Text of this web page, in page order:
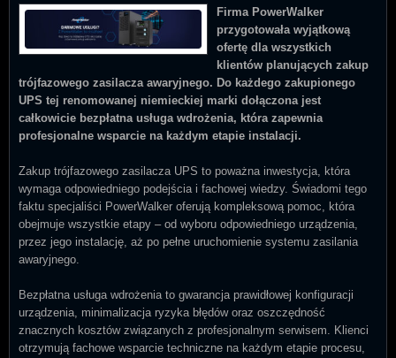
Firma PowerWalker
przygotowała wyjątkową
ofertę dla wszystkich
klientów planujących zakup
trójfazowego zasilacza awaryjnego. Do każdego zakupionego
UPS tej renomowanej niemieckiej marki dołączona jest
całkowicie bezpłatna usługa wdrożenia, która zapewnia
profesjonalne wsparcie na każdym etapie instalacji.
Zakup trójfazowego zasilacza UPS to poważna inwestycja, która
wymaga odpowiedniego podejścia i fachowej wiedzy. Świadomi tego
faktu specjaliści PowerWalker oferują kompleksową pomoc, która
obejmuje wszystkie etapy – od wyboru odpowiedniego urządzenia,
przez jego instalację, aż po pełne uruchomienie systemu zasilania
awaryjnego.
Bezpłatna usługa wdrożenia to gwarancja prawidłowej konfiguracji
urządzenia, minimalizacja ryzyka błędów oraz oszczędność
znacznych kosztów związanych z profesjonalnym serwisem. Klienci
otrzymują fachowe wsparcie techniczne na każdym etapie procesu,